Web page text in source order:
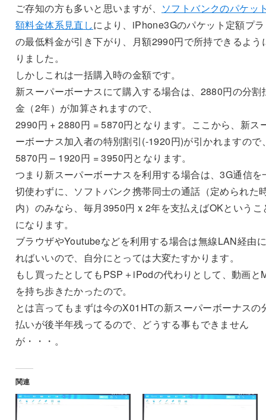
ご存知の方も多いと思いますが、 ソフトバンクのパケッ
額料金体系見直しにより、iPhone3Gのパケット定額プ
の最低料金が引き下がり、月額2990円で所持できるよう
りました。
しかしこれは一括購入時の金額です。
新スーパーボーナスにて購入する場合は、2880円の分割
金（2年）が加算されますので、
2990円 + 2880円 = 5870円となります。ここから、新ス
ーボーナス加入者の特別割引(-1920円)が引かれますので
5870円 – 1920円 = 3950円となります。
つまり新スーパーボーナスを利用する場合は、3G通信を
切使わずに、ソフトバンク携帯同士の通話（定められた
内）のみなら、毎月3950円 x 2年を支払えばOKというこ
になります。
ブラウザやYoutubeなどを利用する場合は無線LAN経由
ればいいので、自分にとっては大変たすかります。
もし買ったとしてもPSP＋iPodの代わりとして、動画と
を持ち歩きたかったので。
とは言ってもまずは今のX01HTの新スーパーボーナスの
払いが後半年残ってるので、どうする事もできません
が・・・。
関連